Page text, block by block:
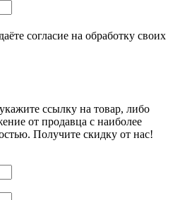
согласие на обработку своих
ссылку на товар, либо
от продавца с наиболее
Получите скидку от нас!